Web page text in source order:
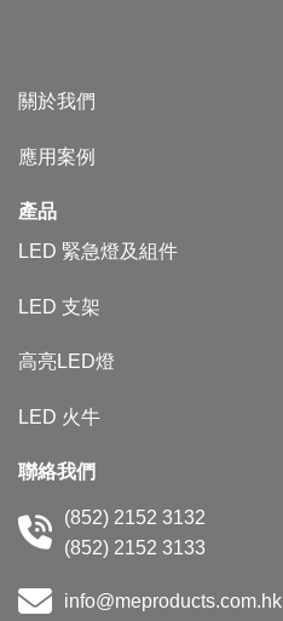
關於我們​
​應用案例
產品
LED 緊急燈及組件
LED 支架
高亮LED燈
LED 火牛
聯絡我們
(852) 2152 3132
(852) 2152 3133
info@meproducts.com.hk